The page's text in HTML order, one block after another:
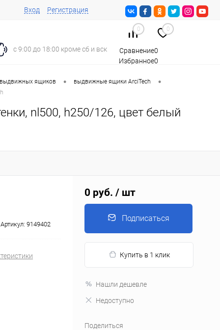
Вход Регистрация
с 9:00 до 18:00 кроме сб и вск
0 0
Сравнение0
Избранное0
ящиков • выдвижные ящики ArciTech •
nl500, h250/126, цвет белый
Артикул: 9149402
0 руб. / шт
Подписаться
Купить в 1 клик
Нашли дешевле
Недоступно
Поделиться